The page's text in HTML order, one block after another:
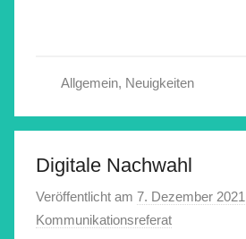
Allgemein, Neuigkeiten
Digitale Nachwahl
Veröffentlicht am 7. Dezember 2021
Kommunikationsreferat